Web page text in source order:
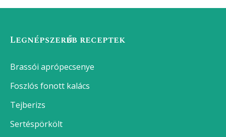
Legnépszerűbb receptek
Brassói aprópecsenye
Foszlós fonott kalács
Tejberizs
Sertéspörkölt